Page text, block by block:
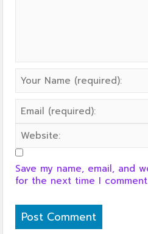
Save my name, email, and
for the next time I